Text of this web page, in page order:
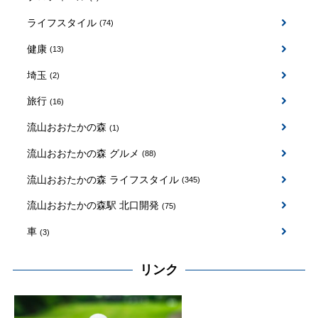
ライフスタイル (74)
健康 (13)
埼玉 (2)
旅行 (16)
流山おおたかの森 (1)
流山おおたかの森 グルメ (88)
流山おおたかの森 ライフスタイル (345)
流山おおたかの森駅 北口開発 (75)
車 (3)
リンク